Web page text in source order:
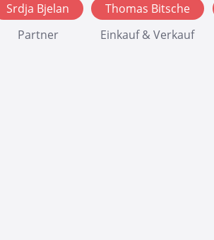
Srdja Bjelan
Partner
Thomas Bitsche
Einkauf & Verkauf